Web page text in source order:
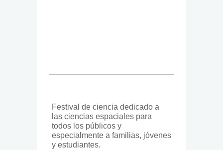
Festival de ciencia dedicado a
las ciencias espaciales para
todos los públicos y
especialmente a familias, jóvenes
y estudiantes.